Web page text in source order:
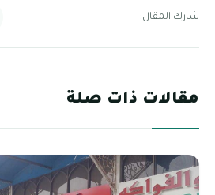
شارك المقال:
مقالات ذات صلة